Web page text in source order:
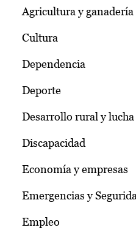
Agricultura y ganadería
Cultura
Dependencia
Deporte
Desarrollo rural y
Discapacidad
Economía y empresas
Emergencias y
Empleo